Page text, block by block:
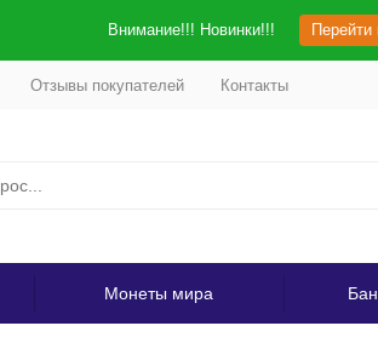
Внимание!!! Новинки!!! Перейти
Отзывы покупателей Контакты
Монеты мира